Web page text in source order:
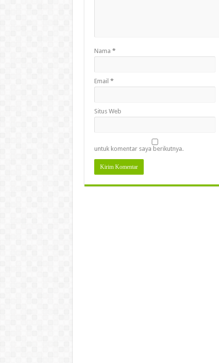
Nama *
Email *
Situs Web
untuk komentar saya berikutnya.